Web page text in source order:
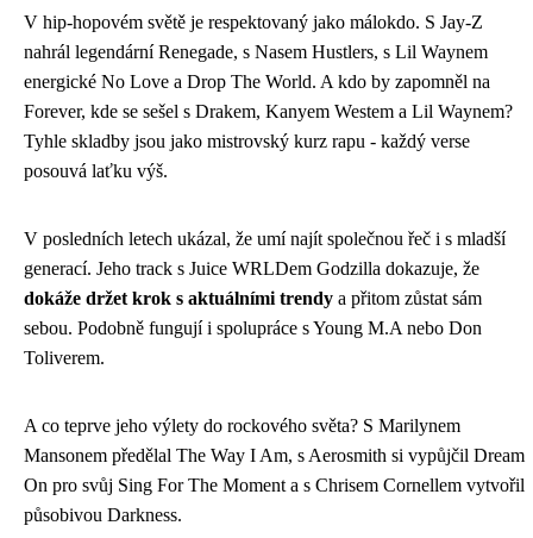
V hip-hopovém světě je respektovaný jako málokdo. S Jay-Z
nahrál legendární Renegade, s Nasem Hustlers, s Lil Waynem
energické No Love a Drop The World. A kdo by zapomněl na
Forever, kde se sešel s Drakem, Kanyem Westem a Lil Waynem?
Tyhle skladby jsou jako mistrovský kurz rapu - každý verse
posouvá laťku výš.
V posledních letech ukázal, že umí najít společnou řeč i s mladší
generací. Jeho track s Juice WRLDem Godzilla dokazuje, že
dokáže držet krok s aktuálními trendy a přitom zůstat sám
sebou. Podobně fungují i spolupráce s Young M.A nebo Don
Toliverem.
A co teprve jeho výlety do rockového světa? S Marilynem
Mansonem předělal The Way I Am, s Aerosmith si vypůjčil Dream
On pro svůj Sing For The Moment a s Chrisem Cornellem vytvořil
působivou Darkness.